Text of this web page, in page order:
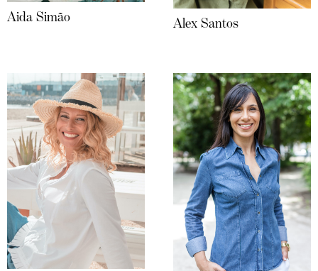
Aida Simão Alex Santos